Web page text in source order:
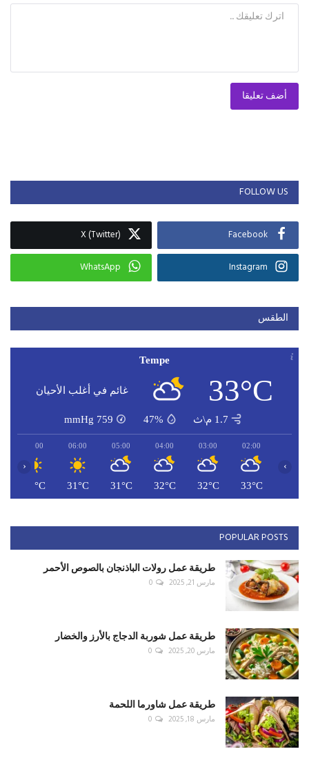
أضف تعليقا
FOLLOW US
Facebook
X (Twitter)
Instagram
WhatsApp
الطقس
Tempe
33°C غائم في أغلب الأحيان
1.7 م\ث 47%
759
mmHg
02:00
33°C
03:00
32°C
04:00
32°C
05:00
31°C
06:00
31°C
07:00
31°C
‹ ›
POPULAR POSTS
طريقة عمل رولات الباذنجان بالصوص الأحمر
مارس 21, 2025 0
طريقة عمل شوربة الدجاج بالأرز والخضار
مارس 20, 2025 0
طريقة عمل شاورما اللحمة
مارس 18, 2025 0